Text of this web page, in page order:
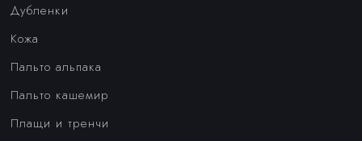
Дубленки
Кожа
Пальто альпака
Пальто кашемир
Плащи и тренчи